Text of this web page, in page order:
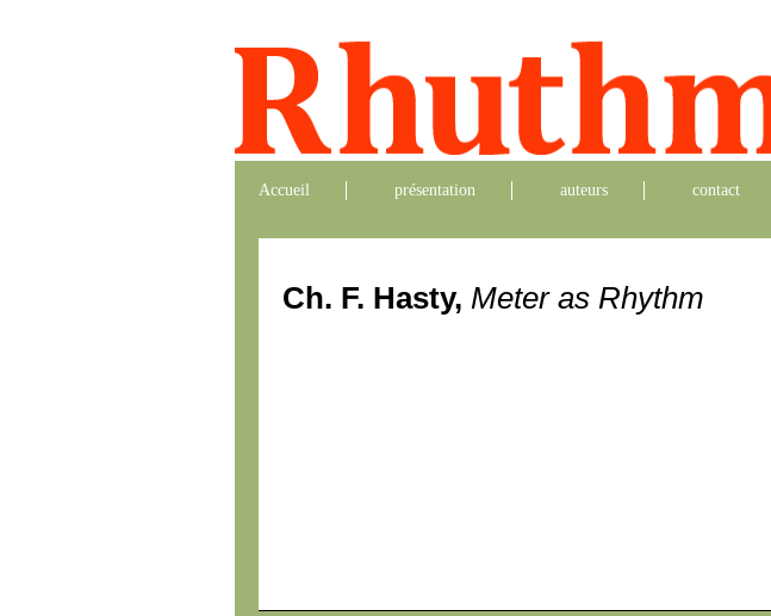
Accueil présentation auteurs contact
Ch. F. Hasty, Meter as Rhythm